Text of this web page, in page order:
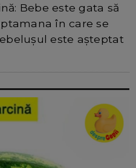
Bebe este gata să
în care se
este așteptat